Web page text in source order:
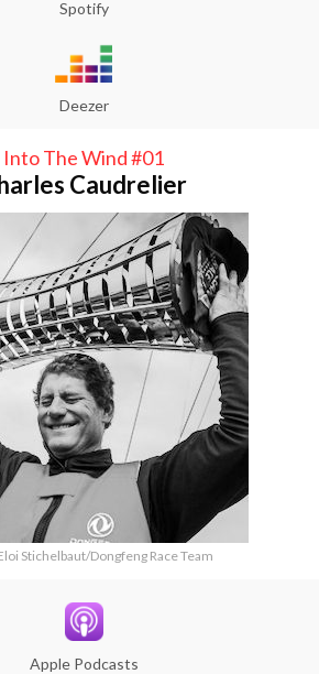
Spotify
Deezer
Into The Wind #01
Caudrelier
Stichelbaut/Dongfeng Race Team
Apple Podcasts